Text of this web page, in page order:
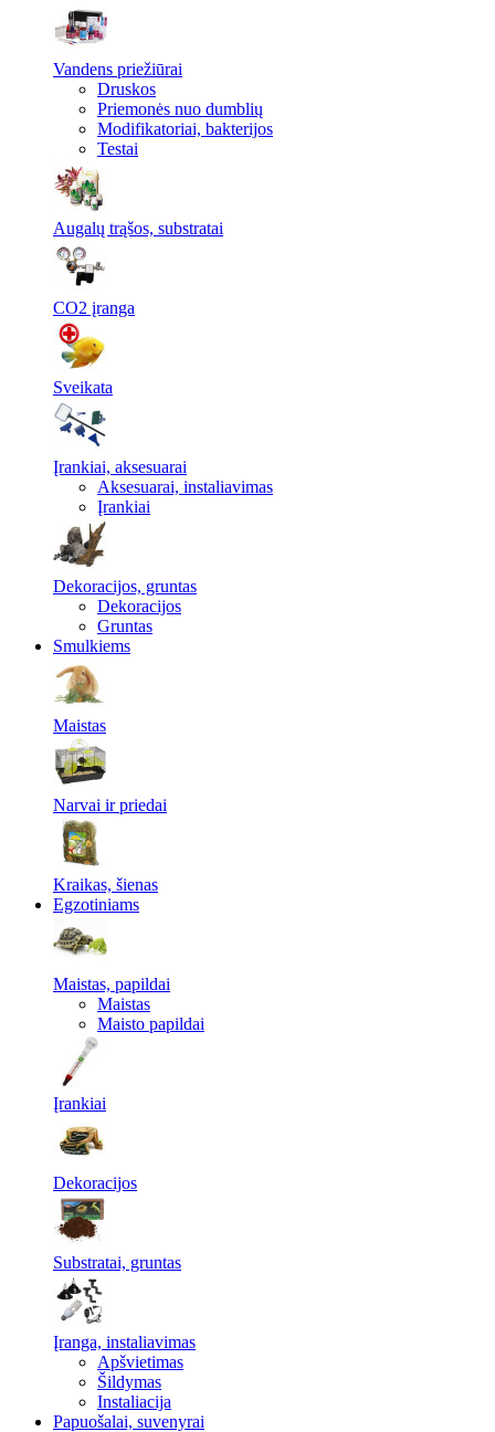
Vandens priežiūrai
Druskos
Priemonės nuo dumblių
Modifikatoriai, bakterijos
Testai
Augalų trąšos, substratai
CO2 įranga
Sveikata
Įrankiai, aksesuarai
Aksesuarai, instaliavimas
Įrankiai
Dekoracijos, gruntas
Dekoracijos
Gruntas
Smulkiems
Maistas
Narvai ir priedai
Kraikas, šienas
Egzotiniams
Maistas, papildai
Maistas
Maisto papildai
Įrankiai
Dekoracijos
Substratai, gruntas
Įranga, instaliavimas
Apšvietimas
Šildymas
Instaliacija
Papuošalai, suvenyrai